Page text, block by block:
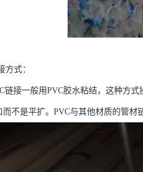
方式：
链接一般用PVC胶水粘结，这种方
而不是平扩。PVC与其他材质的管材